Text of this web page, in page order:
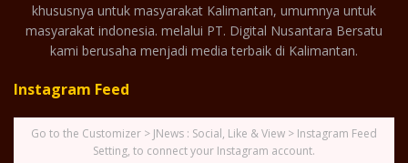
khususnya untuk masyarakat Kalimantan, umumnya untuk
masyarakat indonesia. melalui PT. Digital Nusantara Bersatu
kami berusaha menjadi media terbaik di Kalimantan.
Instagram Feed
Go to the Customizer > JNews : Social, Like & View > Instagram Feed
Setting, to connect your Instagram account.